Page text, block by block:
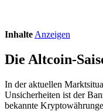
Inhalte Anzeigen
Die Altcoin-
In der aktuellen
Unsicherheiten ist der
bekannte